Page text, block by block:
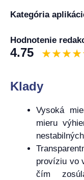
Kategória
Hodnotenie
4.75
Klady
Vysoká
mieru
províziu vo
čím